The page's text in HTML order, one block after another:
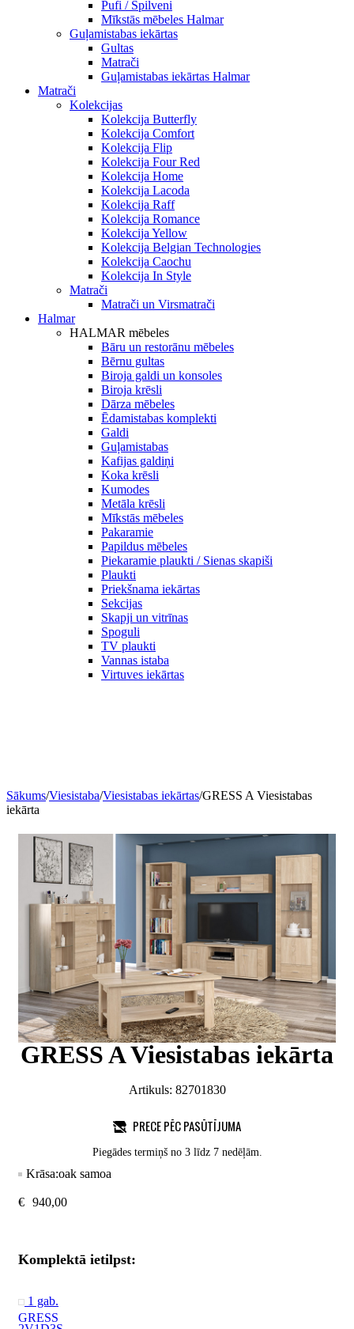
Pufi / Spilveni
Mīkstās mēbeles Halmar
Guļamistabas iekārtas
Gultas
Matrači
Guļamistabas iekārtas Halmar
Matrači
Kolekcijas
Kolekcija Butterfly
Kolekcija Comfort
Kolekcija Flip
Kolekcija Four Red
Kolekcija Home
Kolekcija Lacoda
Kolekcija Raff
Kolekcija Romance
Kolekcija Yellow
Kolekcija Belgian Technologies
Kolekcija Caochu
Kolekcija In Style
Matrači
Matrači un Virsmatrači
Halmar
HALMAR mēbeles
Bāru un restorānu mēbeles
Bērnu gultas
Biroja galdi un konsoles
Biroja krēsli
Dārza mēbeles
Ēdamistabas komplekti
Galdi
Guļamistabas
Kafijas galdiņi
Koka krēsli
Kumodes
Metāla krēsli
Mīkstās mēbeles
Pakaramie
Papildus mēbeles
Piekaramie plaukti / Sienas skapiši
Plaukti
Priekšnama iekārtas
Sekcijas
Skapji un vitrīnas
Spoguli
TV plaukti
Vannas istaba
Virtuves iekārtas
Sākums/Viesistaba/Viesistabas iekārtas/GRESS A Viesistabas
iekārta
GRESS A Viesistabas iekārta
Artikuls: 82701830
PRECE PĒC PASŪTĪJUMA
Piegādes termiņš no 3 līdz 7 nedēļām.
Krāsa:oak samoa
€ 940,00
Komplektā ietilpst:
1 gab.
GRESS